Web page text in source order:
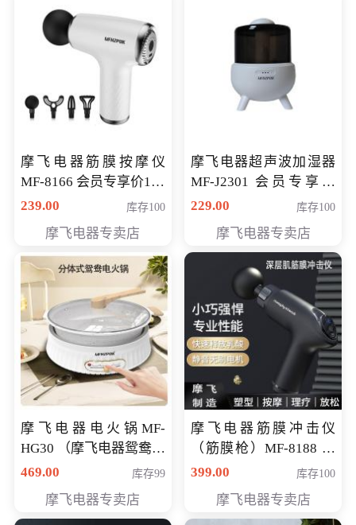
摩飞电器筋膜按摩仪
MF-8166 会员专享价168
元
239.00 库存100
摩飞电器专卖店
摩飞电器超声波加湿器
MF-J2301 会员专享价
168元
229.00 库存100
摩飞电器专卖店
摩飞电器电火锅MF-
HG30 （摩飞电器鸳鸯锅
MF-HG30 ） 会员专享价
469.00 库存99
摩飞电器专卖店
摩飞电器筋膜冲击仪
（筋膜枪）MF-8188 会
员专享价268元
399.00 库存100
摩飞电器专卖店